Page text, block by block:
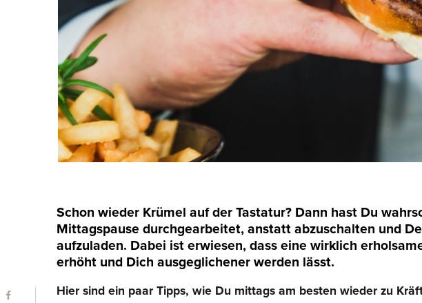
Schon wieder Krümel auf der Tastatur? Dann hast Du
Mittagspause durchgearbeitet, anstatt abzuschalten und
aufzuladen. Dabei ist erwiesen, dass eine wirklich
erhöht und Dich ausgeglichener werden lässt.
Hier sind ein paar Tipps, wie Du mittags am besten wieder zu